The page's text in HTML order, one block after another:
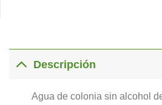
Descripción
Agua de colonia sin alcohol